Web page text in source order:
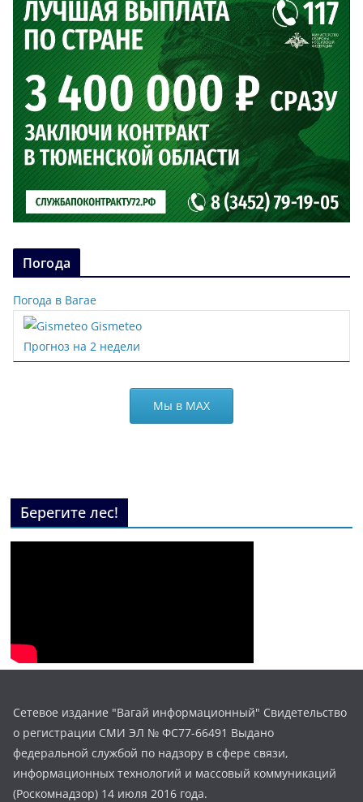
Погода
Погода в Вагае
Gismeteo
Прогноз на 2 недели
Мы в МАХ
Берегите лес!
Сетевое издание "Вагай информационный" Свидетельство
о регистрации СМИ ЭЛ № ФС77-66491 Выдано
федеральной службой по надзору в сфере связи,
информационных технологий и массовый коммуникаций
(Роскомнадзор) 14 июля 2016 года.